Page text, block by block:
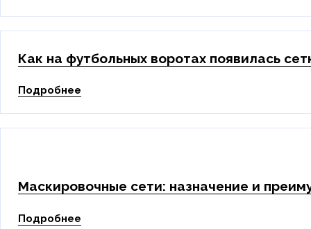
Как на футбольных воротах появилась
Подробнее
Маскировочные сети: назначение и
Подробнее